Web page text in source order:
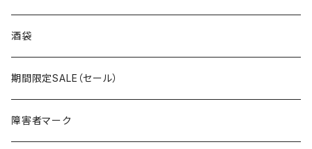
国道600～699号線
ROUTE 100～199号線
ROUTE 0～99号線
ROUTE 100～199号線
岩手県
宮城県
秋田県
酒袋
期間限定SALE（セール）
障害者マーク